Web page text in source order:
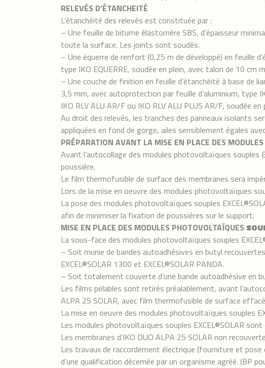
RELEVÉS D’ÉTANCHEITÉ
L’étanchéité des relevés est constituée par :
– Une feuille de bitume élastomère SBS, d’épaisseur
toute la surface. Les joints sont soudés.
– Une équerre de renfort (0,25 m de développé) en feuille
type IKO EQUERRE, soudée en plein, avec talon de 10 cm
– Une couche de finition en feuille d’étanchéité à base de
3,5 mm, avec autoprotection par feuille d’aluminium, type
IKO RLV ALU AR/F ou IKO RLV ALU PLUS AR/F, soudée
Au droit des relevés, les tranches des panneaux isolants
appliquées en fond de gorge, ailes sensiblement égales
PRÉPARATION AVANT LA MISE EN PLACE DES
Avant l’autocollage des modules photovoltaïques souples
poussière.
Le film thermofusible de surface des membranes sera
Lors de la mise en oeuvre des modules photovoltaïques
La pose des modules photovoltaïques souples
afin de minimiser la fixation de poussières sur le support.
MISE EN PLACE DES MODULES PHOTOVOLTAÏQUES
La sous-face des modules photovoltaïques souples
– Soit munie de bandes autoadhésives en butyl
EXCEL®SOLAR 1300 et EXCEL®SOLAR PANDA.
– Soit totalement couverte d’une bande autoadhésive en
Les films pelables sont retirés préalablement, avant
ALPA 25 SOLAR, avec film thermofusible de surface
La mise en oeuvre des modules photovoltaïques souples
Les modules photovoltaïques souples EXCEL®SOLAR
Les membranes d’IKO DUO ALPA 25 SOLAR non
Les travaux de raccordement électrique (fourniture et
d’une qualification décernée par un organisme agréé. (BP